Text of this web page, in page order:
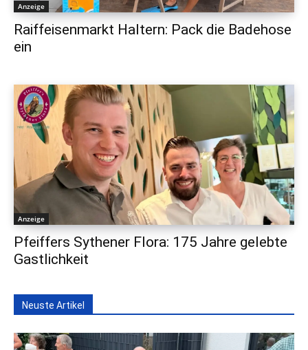
Anzeige
Raiffeisenmarkt Haltern: Pack die Badehose
ein
Anzeige
Pfeiffers Sythener Flora: 175 Jahre gelebte
Gastlichkeit
Neuste Artikel